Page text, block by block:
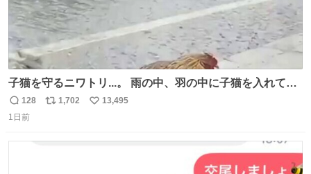
子猫を守るニワトリ...。 雨の中、羽の中に子猫を入れて守
る姿に感動した！！ 愛は種族を超える！
返
信
128
リ
1,702
い
13,495
1日前